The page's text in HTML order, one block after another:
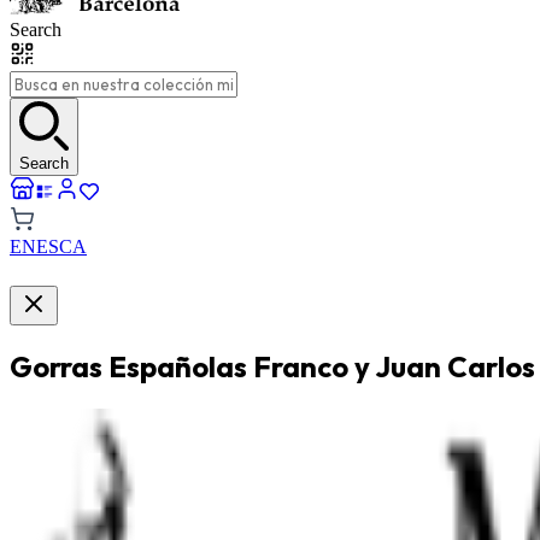
Search
Search
ENESCA
Gorras Españolas Franco y Juan Carlos